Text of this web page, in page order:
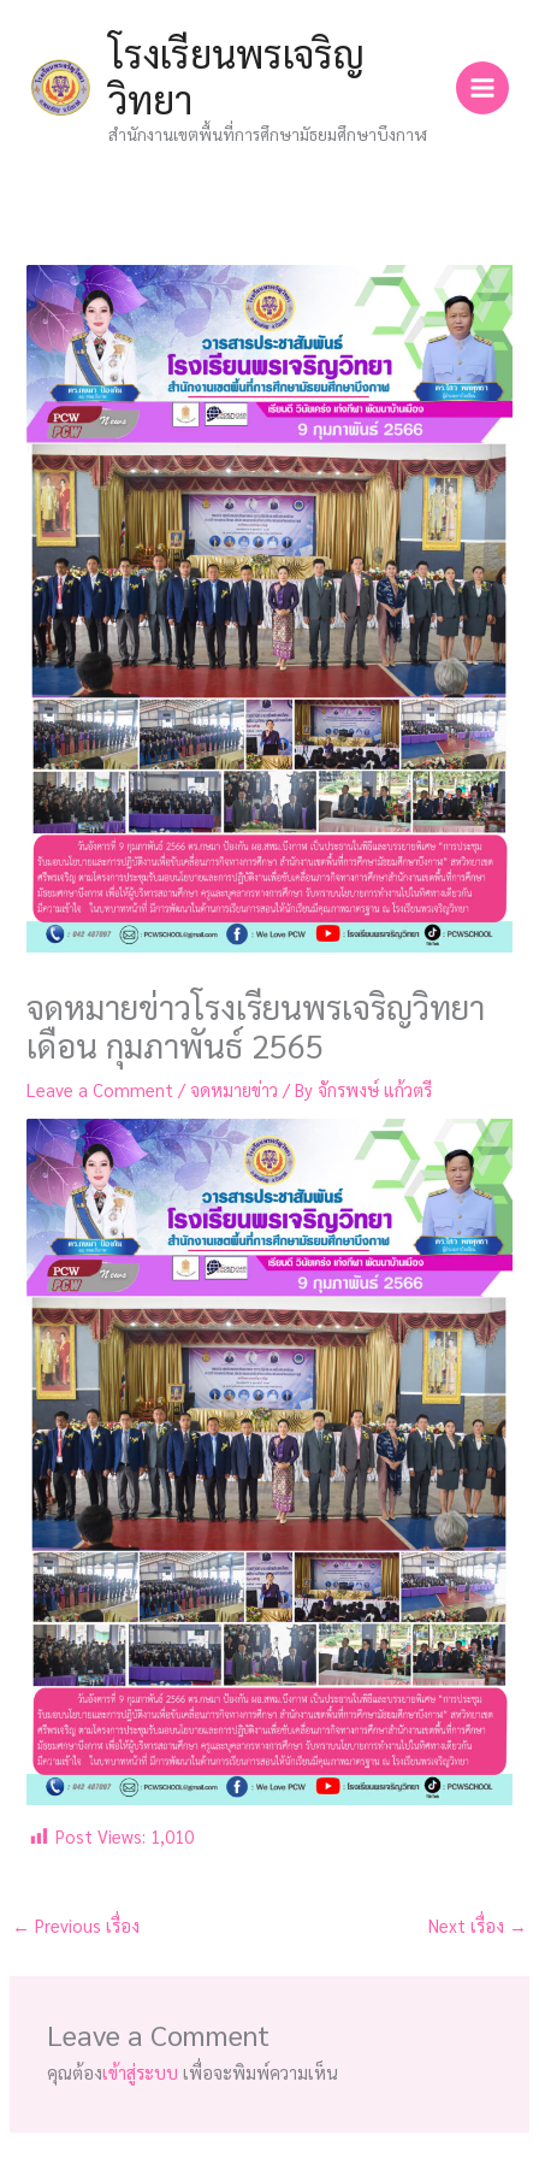
content
โรงเรียนพรเจริญ
วิทยา
สำนักงานเขตพื้นที่การศึกษามัธยมศึกษาบึงกาฬ
จดหมายข่าวโรงเรียนพรเจริญวิทยา
เดือน กุมภาพันธ์ 2565
Leave a Comment / จดหมายข่าว / By จักรพงษ์ แก้วตรี
Post Views: 1,010
← Previous เรื่อง Next เรื่อง →
Leave a Comment
คุณต้องเข้าสู่ระบบ เพื่อจะพิมพ์ความเห็น